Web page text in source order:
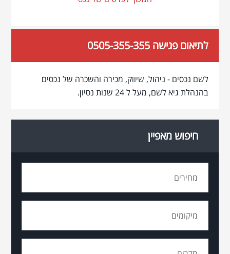
לתיאום פגישה 0505-355-355
לשם נכסים - ניהול, שיווק, מכירה והשכרה של נכסים
בהנהלת גיא לשם, מעל ל 24 שנות נסיון.
חיפוש מאפיין